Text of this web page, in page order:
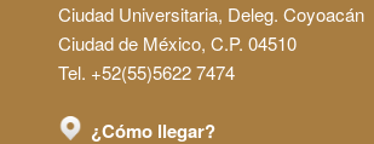
Ciudad Universitaria, Deleg. Coyoacán
Ciudad de México, C.P. 04510
Tel. +52(55)5622 7474
¿Cómo llegar?